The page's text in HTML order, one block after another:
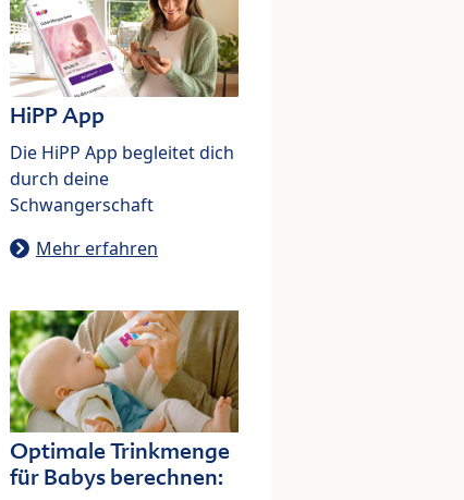
HiPP App
Die HiPP App begleitet dich
durch deine
Schwangerschaft
Mehr erfahren
Optimale Trinkmenge
für Babys berechnen: